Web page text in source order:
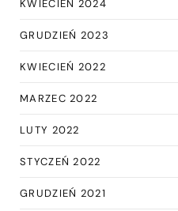
KWIECIEŃ 2024
GRUDZIEŃ 2023
KWIECIEŃ 2022
MARZEC 2022
LUTY 2022
STYCZEŃ 2022
GRUDZIEŃ 2021